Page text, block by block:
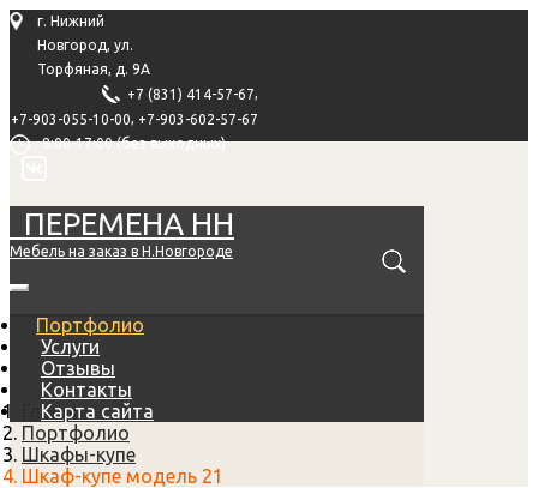
г. Нижний
Новгород, ул.
Торфяная, д. 9А
+7 (831) 414-57-67,
+7-903-055-10-00, +7-903-602-57-67
8:00-17:00 (без выходных)
ПЕРЕМЕНА НН
Мебель на заказ в Н.Новгороде
Портфолио
Услуги
Отзывы
Контакты
Карта сайта
Главная
Портфолио
Шкафы-купе
Шкаф-купе модель 21